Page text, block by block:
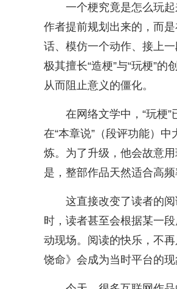
一个梗究竟是怎么玩
作者提前规划出来的，而
话、模仿一个动作、接上
极其擅长“造梗”与“玩梗”
从而阻止意义的僵化。
在网络文学中，“玩梗
在“本章说”（段评功能）
炼。为了升级，他会故意
是，整部作品天然适合高
这直接改变了读者的
时，读者甚至会根据某一
动现场。阅读的快乐，不
饶命》会成为当时平台的现